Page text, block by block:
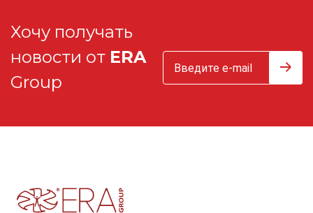
Хочу получать
новости от ERA
Group